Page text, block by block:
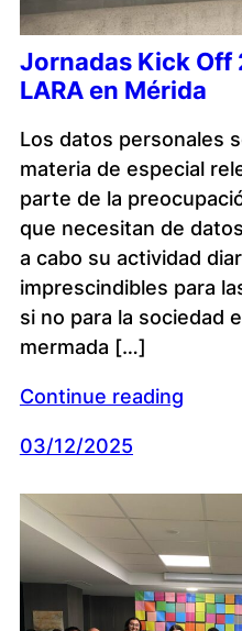
Jornadas Kick
LARA en Mérida
Los datos personales
materia de especial
parte de la
que necesitan de
a cabo su actividad
imprescindibles para
si no para la sociedad
mermada […]
Continue reading
03/12/2025